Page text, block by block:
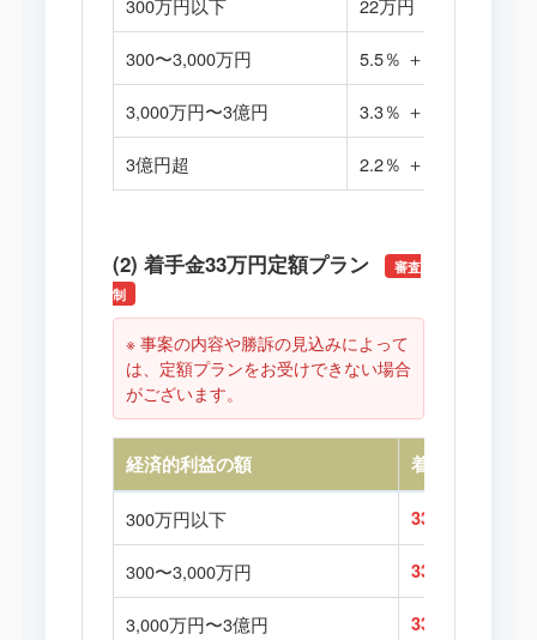
300〜3,000万円 5.5％ ＋ 9.9万円
3,000万円〜3億円 3.3％ ＋ 75.9万円
3億円超 2.2％ ＋ 405.9万円
(2) 着手金33万円定額プラン
審査
制
※ 事案の内容や勝訴の見込みによって
は、定額プランをお受けできない場合
がございます。
経済的利益の額 着手金
300万円以下 33万円
300〜3,000万円 33万円
3,000万円〜3億円 33万円